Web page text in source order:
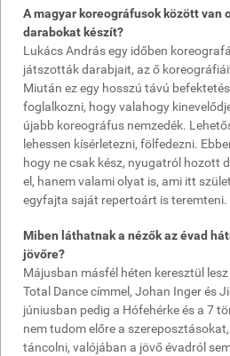
A magyar koreográfusok között van
darabokat készít?
Lukács András egy időben
játszották darabjait, az ő
Miután ez egy hosszú távú
foglalkozni, hogy valahogy
újabb koreográfus nemzedék.
lehessen kísérletezni, fölfedezni.
hogy ne csak kész, nyugatról hozott
el, hanem valami olyat is, ami itt
egyfajta saját repertoárt is teremteni.
Miben láthatnak a nézők az évad
jövőre?
Májusban másfél héten keresztül
Total Dance címmel, Johan Inger és
júniusban pedig a Hófehérke és a 7
nem tudom előre a
táncolni, valójában a jövő évadról